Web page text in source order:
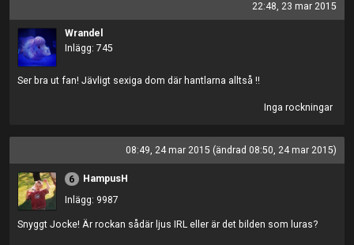
22:48, 23 mar 2015
Wrandel
Inlägg: 745
Ser bra ut fan! Jävligt sexiga dom där hantlarna alltså !!
Inga rockningar
08:49, 24 mar 2015 (ändrad 08:50, 24 mar 2015)
6
HampusH
Inlägg: 9987
Snyggt Jocke! Är rockan sådär ljus IRL eller är det bilden som luras?